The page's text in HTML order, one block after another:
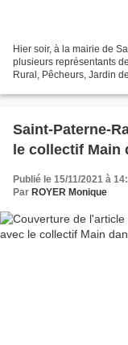
Hier soir, à la mairie de
plusieurs représentants
Rural, Pêcheurs, Jardin
Saint-Paterne-
le collectif Main
Publié le 15/11/2021 à
Par ROYER Monique